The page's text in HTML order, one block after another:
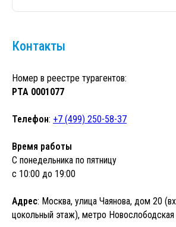
Контакты
Номер в реестре турагентов:
РТА 0001077
Телефон: +7 (499) 250-58-37
Время работы
С понедельника по пятницу
с 10:00 до 19:00
Адрес: Москва, улица Чаянова, дом 20
цокольный этаж), метро Новослободская